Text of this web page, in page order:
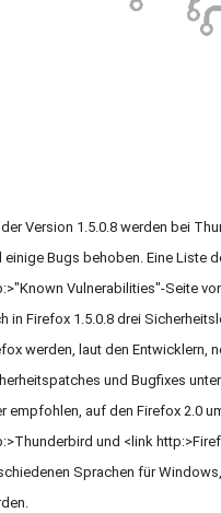
Version 1.5.0.8 werden bei
einige Bugs behoben. Eine Liste
Vulnerabilities"-Seite
in Firefox 1.5.0.8 drei
werden, laut den Entwicklern,
und Bugfixes
empfohlen, auf den Firefox 2.0
und <link
Sprachen für